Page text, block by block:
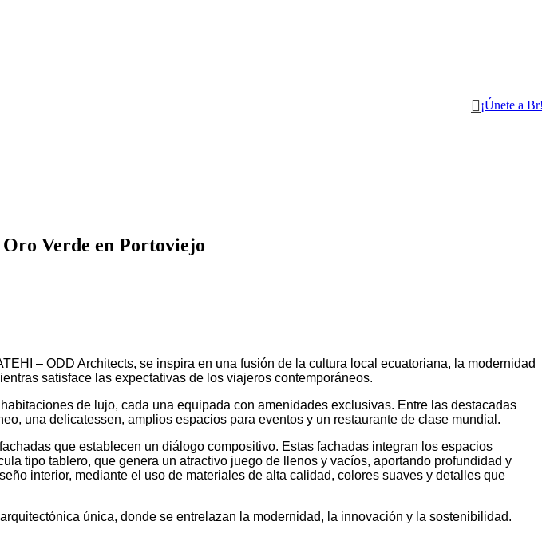
¡Únete a
Verde en Portoviejo
– ODD Architects, se inspira en una fusión de la cultura local ecuatoriana, la modernidad
satisface las expectativas de los viajeros contemporáneos.
de lujo, cada una equipada con amenidades exclusivas. Entre las destacadas
una delicatessen, amplios espacios para eventos y un restaurante de clase mundial.
que establecen un diálogo compositivo. Estas fachadas integran los espacios
tipo tablero, que genera un atractivo juego de llenos y vacíos, aportando profundidad y
interior, mediante el uso de materiales de alta calidad, colores suaves y detalles que
única, donde se entrelazan la modernidad, la innovación y la sostenibilidad.